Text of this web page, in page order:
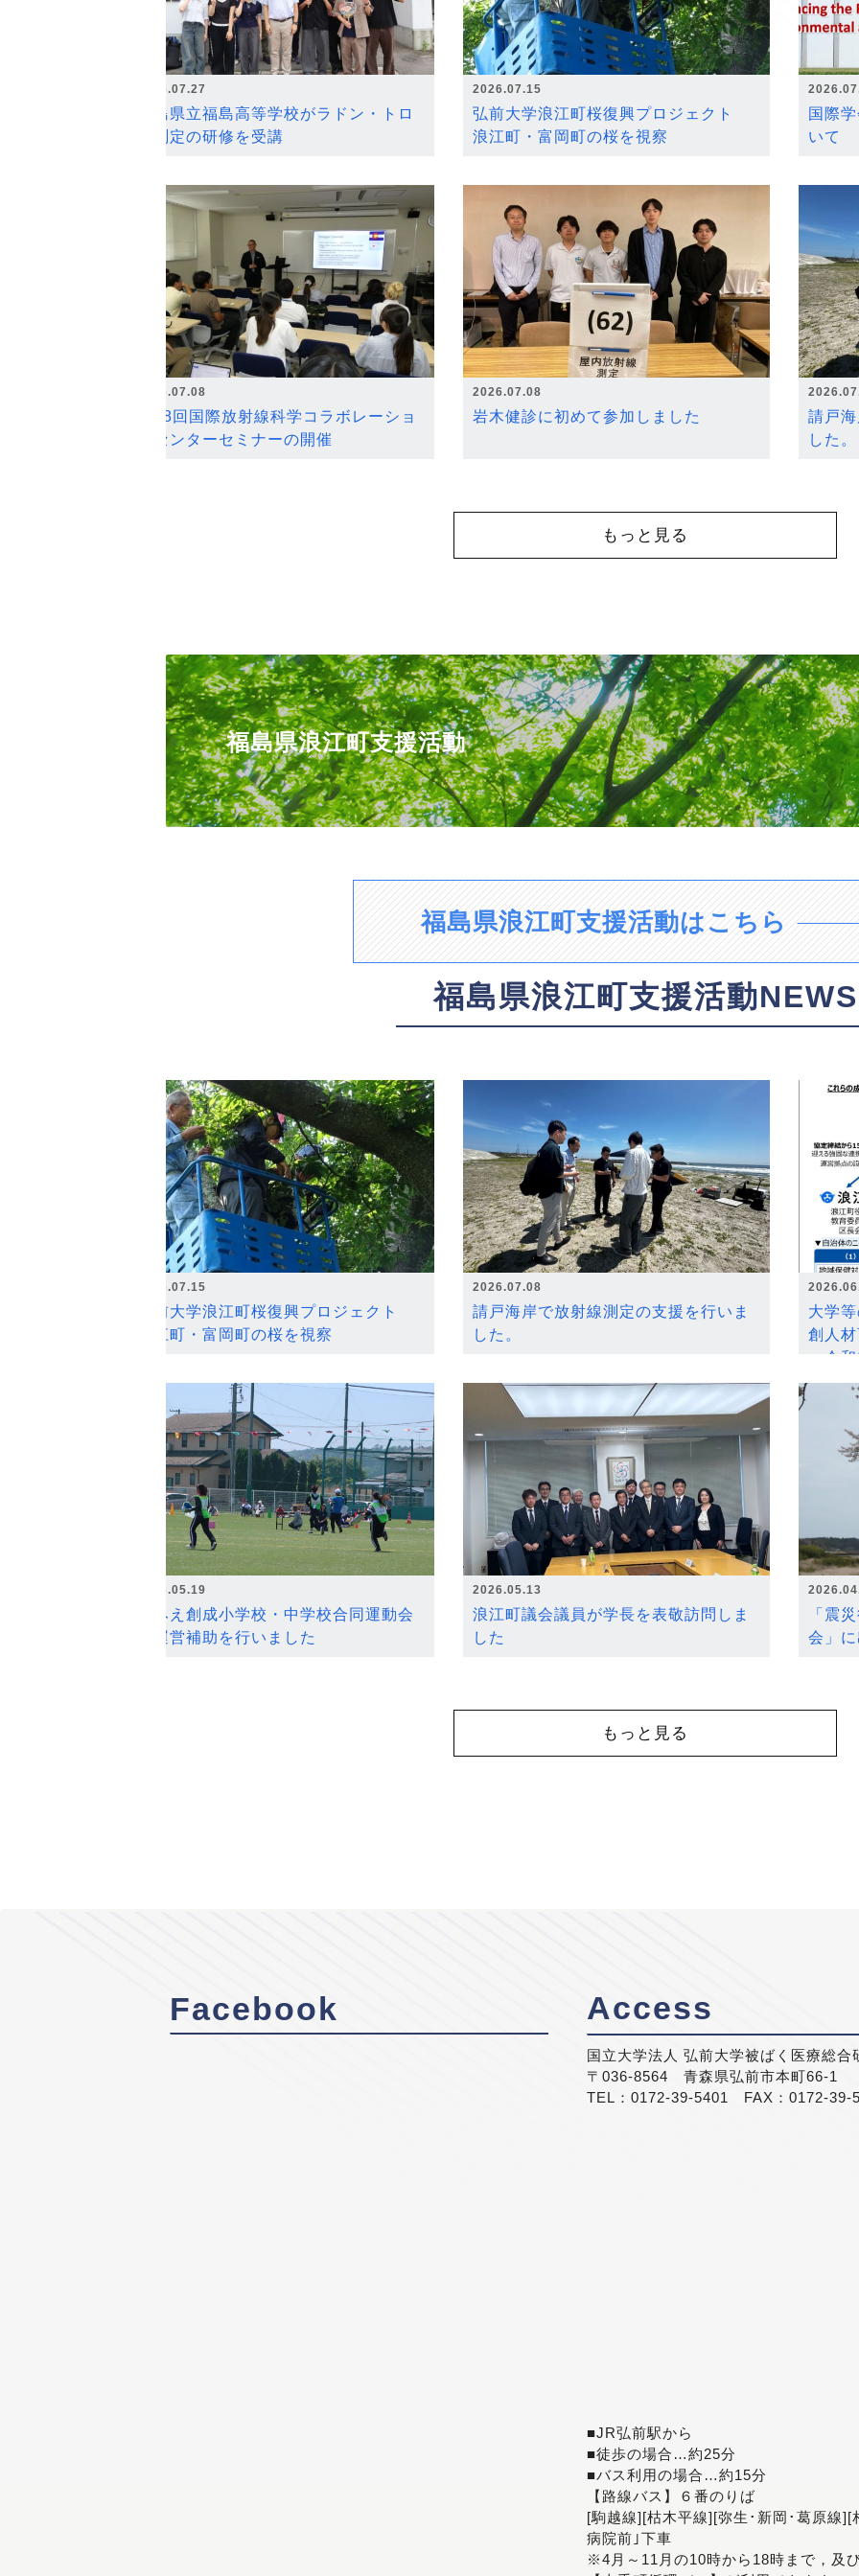
2026.07.27
福島県立福島高等学校がラドン・トロ
ン測定の研修を受講
2026.07.15
弘前大学浪江町桜復興プロジェクト
浪江町・富岡町の桜を視察
国際
いて
2026.07.08
第18回国際放射線科学コラボレーショ
ンセンターセミナーの開催
2026.07.08
岩木健診に初めて参加しました
請戸
した。
もっと見る
福島県浪江町支援活動
福島県浪江町支援活動はこちら
福島県浪江町支援活動NEWS
2026.07.15
弘前大学浪江町桜復興プロジェクト
浪江町・富岡町の桜を視察
2026.07.08
請戸海岸で放射線測定の支援を行いま
した。
大学
創人
～令
2026.05.19
なみえ創成小学校・中学校合同運動会
の運営補助を行いました
2026.05.13
浪江町議会議員が学長を表敬訪問しま
した
「震
会」
もっと見る
Facebook Access
国立大学法人 弘前大学被ばく医療総合
〒036-8564 青森県弘前市本町66-1
TEL：0172-39-5401 FAX：0172-39-
■JR弘前駅から
■徒歩の場合…約25分
■バス利用の場合…約15分
【路線バス】６番のりば
[駒越線][枯木平線][弥生･新岡･葛原線
病院前｣下車
※4月～11月の10時から18時まで，及